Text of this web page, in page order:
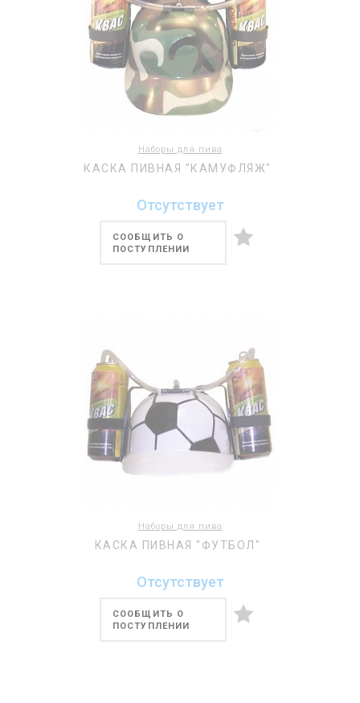
Наборы для пива
КАСКА ПИВНАЯ "КАМУФЛЯЖ"
Отсутствует
СООБЩИТЬ О
ПОСТУПЛЕНИИ
Наборы для пива
КАСКА ПИВНАЯ "ФУТБОЛ"
Отсутствует
СООБЩИТЬ О
ПОСТУПЛЕНИИ